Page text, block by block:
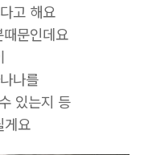
고 해요
문인데요
나를
있는지 등
게요